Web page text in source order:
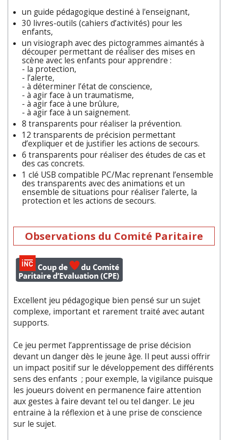
un guide pédagogique destiné à l'enseignant,
30 livres-outils (cahiers d’activités) pour les
enfants,
un visiograph avec des pictogrammes aimantés à
découper permettant de réaliser des mises en
scène avec les enfants pour apprendre :
- la protection,
- l’alerte,
- à déterminer l’état de conscience,
- à agir face à un traumatisme,
- à agir face à une brûlure,
- à agir face à un saignement.
8 transparents pour réaliser la prévention.
12 transparents de précision permettant
d’expliquer et de justifier les actions de secours.
6 transparents pour réaliser des études de cas et
des cas concrets.
1 clé USB compatible PC/Mac reprenant l’ensemble
des transparents avec des animations et un
ensemble de situations pour réaliser l’alerte, la
protection et les actions de secours.
Observations du Comité Paritaire
Excellent jeu pédagogique bien pensé sur un sujet
complexe, important et rarement traité avec autant
supports.
Ce jeu permet l’apprentissage de prise décision
devant un danger dès le jeune âge. Il peut aussi offrir
un impact positif sur le développement des différents
sens des enfants ; pour exemple, la vigilance puisque
les joueurs doivent en permanence faire attention
aux gestes à faire devant tel ou tel danger. Le jeu
entraine à la réflexion et à une prise de conscience
sur le sujet.